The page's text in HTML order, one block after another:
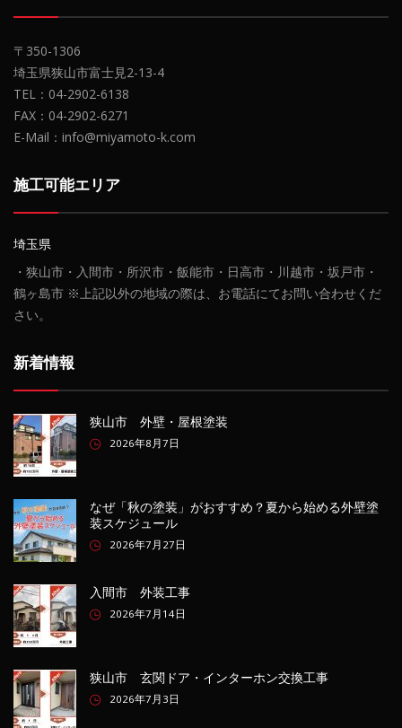
〒350-1306
埼玉県狭山市富士見2-13-4
TEL：04-2902-6138
FAX：04-2902-6271
E-Mail：info@miyamoto-k.com
施工可能エリア
埼玉県
・狭山市・入間市・所沢市・飯能市・日高市・川越市・坂戸市・
鶴ヶ島市 ※上記以外の地域の際は、お電話にてお問い合わせくだ
さい。
新着情報
狭山市 外壁・屋根塗装
2026年8月7日
なぜ「秋の塗装」がおすすめ？夏から始める外壁塗
装スケジュール
2026年7月27日
入間市 外装工事
2026年7月14日
狭山市 玄関ドア・インターホン交換工事
2026年7月3日